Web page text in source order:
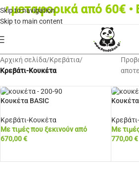
Skip to navigation
Skip to main content
από 60€ •
Αρχική σελίδα/Κρεβάτια/
Κρεβάτι-Κουκέτα
Κουκέτα BASIC
Κρεβάτι-Κουκέτα
Με τιμές που ξεκινούν από
670,00€
Με
770,00€